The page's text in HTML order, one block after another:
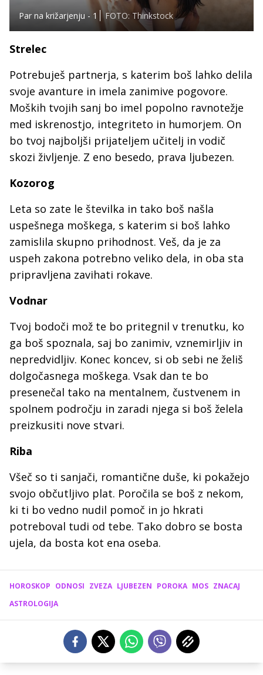
Par na križarjenju - 1 FOTO: Thinkstock
Strelec
Potrebuješ partnerja, s katerim boš lahko delila
svoje avanture in imela zanimive pogovore.
Moških tvojih sanj bo imel popolno ravnotežje
med iskrenostjo, integriteto in humorjem. On
bo tvoj najboljši prijateljem učitelj in vodič
skozi življenje. Z eno besedo, prava ljubezen.
Kozorog
Leta so zate le številka in tako boš našla
uspešnega moškega, s katerim si boš lahko
zamislila skupno prihodnost. Veš, da je za
uspeh zakona potrebno veliko dela, in oba sta
pripravljena zavihati rokave.
Vodnar
Tvoj bodoči mož te bo pritegnil v trenutku, ko
ga boš spoznala, saj bo zanimiv, vznemirljiv in
nepredvidljiv. Konec koncev, si ob sebi ne želiš
dolgočasnega moškega. Vsak dan te bo
presenečal tako na mentalnem, čustvenem in
spolnem področju in zaradi njega si boš želela
preizkusiti nove stvari.
Riba
Všeč so ti sanjači, romantične duše, ki pokažejo
svojo občutljivo plat. Poročila se boš z nekom,
ki ti bo vedno nudil pomoč in jo hkrati
potreboval tudi od tebe. Tako dobro se bosta
ujela, da bosta kot ena oseba.
HOROSKOP ODNOSI ZVEZA LJUBEZEN POROKA MOS ZNACAJ
ASTROLOGIJA